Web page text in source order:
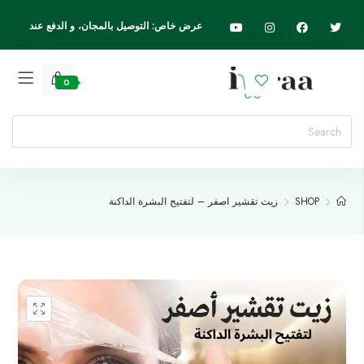
عرض خاص: التوصيل بالمجان، و الدفع عند
الاستلام، اسرع واطلب الآن
0
SHOP زيت تقشير اصفر – لتفتيح البشرة الداكنة
Add to wishlist